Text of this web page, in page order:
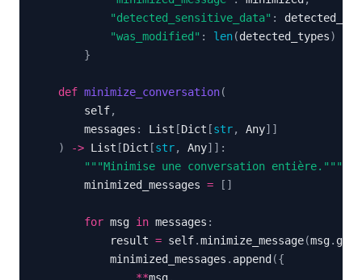
"detected_sensitive_data" :
"was_modified" : len(detected_types)
}
def minimize_conversation(
        self
,
        messages
: List [Dict [str, Any] ]
)
-> List [Dict [str, Any] ] :
"""Minimise une conversation entière."""
        minimized_messages
= [ ]
for msg in messages :
            result
= self.minimize_message(msg. get
            minimized_messages
. append ({